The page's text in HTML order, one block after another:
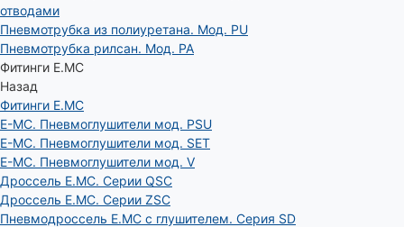
отводами
Пневмотрубка из полиуретана. Мод. РU
Пневмотрубка рилсан. Мод. PA
Фитинги E.MC
Назад
Фитинги E.MC
E-MC. Пневмоглушители мод. PSU
E-MC. Пневмоглушители мод. SET
E-MC. Пневмоглушители мод. V
Дроссель E.MC. Серии QSC
Дроссель E.MC. Серии ZSC
Пневмодроссель E.MC с глушителем. Серия SD